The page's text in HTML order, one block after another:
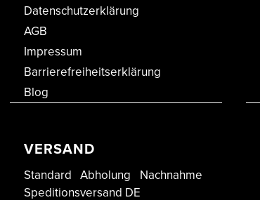
Datenschutzerklärung
AGB
Impressum
Barrierefreiheitserklärung
Blog
VERSAND
Standard Abholung
Nachnahme
Speditionsversand DE